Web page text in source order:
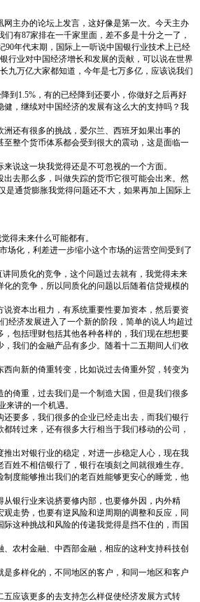
主办的论坛上发言，这好像是第一次。今天主办
有87家排在一千家里面，差不多是十分之一了，
年代末期，国际上一听说中国银行业技术上已经
行业对中国经济增长和发展的贡献，可以说在世界
九万亿大家都知道，今年是七万多亿，应该说我们
到1.5%，有的已经降到还要小，你做好之后再好
，继续对中国经济的发展有这么大的支持吗？我
还有很多的挑战，爱尔兰、西班牙如果出事的
整个货币体系都会受到很大的震动，这是面临一
说这一块我觉得还是不可忽视的一个方面。
去那么多，叫做失踪的货币它很可能会出来。然
是通货膨胀我觉得问题还不大，如果再加上国际上
得未来什么可能都有。
场化，利差进一步缩小这个市场的运营空间受到了
同质化的竞争，这个问题过去就有，我觉得未来
的竞争，所以同质化的问题以后随着信贷规模的
资本出租力，有系统重要性要加资本，然后要资
经济发展进入了一个新的阶段，简单的说人均超过
包括理财包括其他各种各样的，我们现在想想要
我们的金融产品有多少。随着十二五期间人们收
向新的倚重转变，比如说过去倚重外贸，转变为
倚重，过去我们是一个制造大国，但是我们很多
讲的一个机遇。
要多，我们很多的企业已经走出去，而我们银行
转过来，还有很多大行相当于我们移动的公司，
出对银行业的稳定，对进一步稳定人心，现在我
姓不相信银行了，银行在顷刻之间就很难生存。
度能够推出我们的老百姓能够更安心的睡觉，他
银行业来说挤要修内部，也要修外因，内外精
走势，也要有逆风险和逆周期的调整和反应，同
这种挑战和风险的传递我觉得是挡不住的，而国
农村金融、中西部金融，相应的这种支持科技创
多样化的，不同地区的客户，和同一地区和客户
应该更多的去支持怎么样促使经济发展方式转